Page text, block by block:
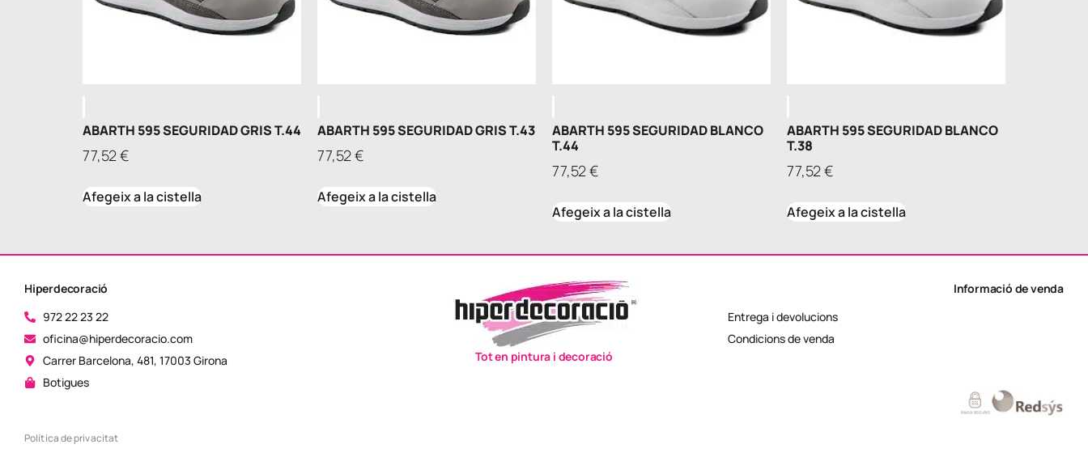
ABARTH 595 SEGURIDAD GRIS T.44
77,52€
Afegeix a la cistella
ABARTH 595 SEGURIDAD GRIS T.43
77,52€
Afegeix a la cistella
ABARTH 595 SEGURIDAD BLANCO
T.44
77,52€
Afegeix a la cistella
ABARTH 595 SEGURIDAD BLANCO
T.38
77,52€
Afegeix a la cistella
Hiperdecoració
972 22 23 22
oficina@hiperdecoracio.com
Carrer Barcelona, 481, 17003 Girona
Botigues
Política de privacitat
Tot en pintura i decoració
Informació de venda
Entrega i devolucions
Condicions de venda